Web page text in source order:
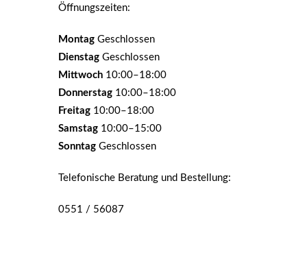
Öffnungszeiten:
MontagGeschlossen
DienstagGeschlossen
Mittwoch10:00–18:00
Donnerstag10:00–18:00
Freitag10:00–18:00
Samstag10:00–15:00
SonntagGeschlossen
Telefonische Beratung und Bestellung:
0551 / 56087